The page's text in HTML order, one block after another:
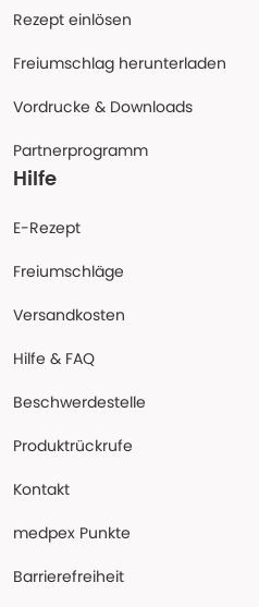
Rezept einlösen
Freiumschlag herunterladen
Vordrucke & Downloads
Partnerprogramm
Hilfe
E-Rezept
Freiumschläge
Versandkosten
Hilfe & FAQ
Beschwerdestelle
Produktrückrufe
Kontakt
medpex Punkte
Barrierefreiheit